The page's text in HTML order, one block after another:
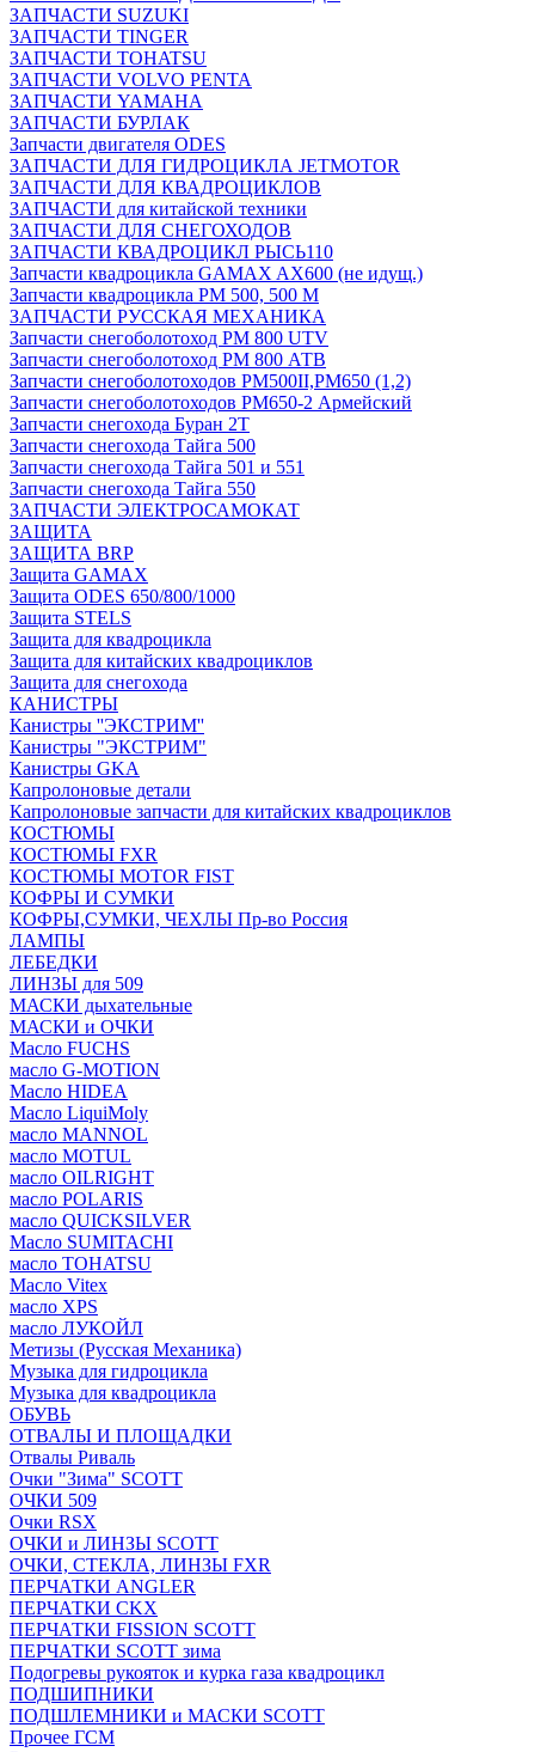
ЗАПЧАСТИ SUZUKI
ЗАПЧАСТИ TINGER
ЗАПЧАСТИ TOHATSU
ЗАПЧАСТИ VOLVO PENTA
ЗАПЧАСТИ YAMAHA
ЗАПЧАСТИ БУРЛАК
Запчасти двигателя ODES
ЗАПЧАСТИ ДЛЯ ГИДРОЦИКЛА JETMOTOR
ЗАПЧАСТИ ДЛЯ КВАДРОЦИКЛОВ
ЗАПЧАСТИ для китайской техники
ЗАПЧАСТИ ДЛЯ СНЕГОХОДОВ
ЗАПЧАСТИ КВАДРОЦИКЛ РЫСЬ110
Запчасти квадроцикла GAMAX AX600 (не идущ.)
Запчасти квадроцикла РМ 500, 500 М
ЗАПЧАСТИ РУССКАЯ МЕХАНИКА
Запчасти снегоболотоход РМ 800 UTV
Запчасти снегоболотоход РМ 800 АТВ
Запчасти снегоболотоходов РМ500II,РМ650 (1,2)
Запчасти снегоболотоходов РМ650-2 Армейский
Запчасти снегохода Буран 2Т
Запчасти снегохода Тайга 500
Запчасти снегохода Тайга 501 и 551
Запчасти снегохода Тайга 550
ЗАПЧАСТИ ЭЛЕКТРОСАМОКАТ
ЗАЩИТА
ЗАЩИТА BRP
Защита GAMAX
Защита ODES 650/800/1000
Защита STELS
Защита для квадроцикла
Защита для китайских квадроциклов
Защита для снегохода
КАНИСТРЫ
Канистры ''ЭКСТРИМ''
Канистры "ЭКСТРИМ"
Канистры GKA
Капролоновые детали
Капролоновые запчасти для китайских квадроциклов
КОСТЮМЫ
КОСТЮМЫ FXR
КОСТЮМЫ MOTOR FIST
КОФРЫ И СУМКИ
КОФРЫ,СУМКИ, ЧЕХЛЫ Пр-во Россия
ЛАМПЫ
ЛЕБЕДКИ
ЛИНЗЫ для 509
МАСКИ дыхательные
МАСКИ и ОЧКИ
Масло FUCHS
масло G-MOTION
Масло HIDEA
Масло LiquiMoly
масло MANNOL
масло MOTUL
масло OILRIGHT
масло POLARIS
масло QUICKSILVER
Масло SUMITACHI
масло TOHATSU
Масло Vitex
масло XPS
масло ЛУКОЙЛ
Метизы (Русская Механика)
Музыка для гидроцикла
Музыка для квадроцикла
ОБУВЬ
ОТВАЛЫ И ПЛОЩАДКИ
Отвалы Риваль
Очки "Зима" SCOTT
ОЧКИ 509
Очки RSX
ОЧКИ и ЛИНЗЫ SCOTT
ОЧКИ, СТЕКЛА, ЛИНЗЫ FXR
ПЕРЧАТКИ ANGLER
ПЕРЧАТКИ CKX
ПЕРЧАТКИ FISSION SCOTT
ПЕРЧАТКИ SCOTT зима
Подогревы рукояток и курка газа квадроцикл
ПОДШИПНИКИ
ПОДШЛЕМНИКИ и МАСКИ SCOTT
Прочее ГСМ